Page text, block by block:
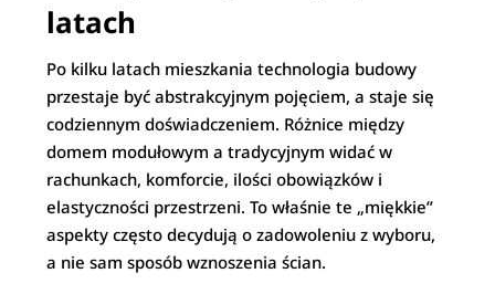
latach
Po kilku latach mieszkania technologia budowy
przestaje być abstrakcyjnym pojęciem, a staje się
codziennym doświadczeniem. Różnice między
domem modułowym a tradycyjnym widać w
rachunkach, komforcie, ilości obowiązków i
elastyczności przestrzeni. To właśnie te „miękkie”
aspekty często decydują o zadowoleniu z wyboru,
a nie sam sposób wznoszenia ścian.